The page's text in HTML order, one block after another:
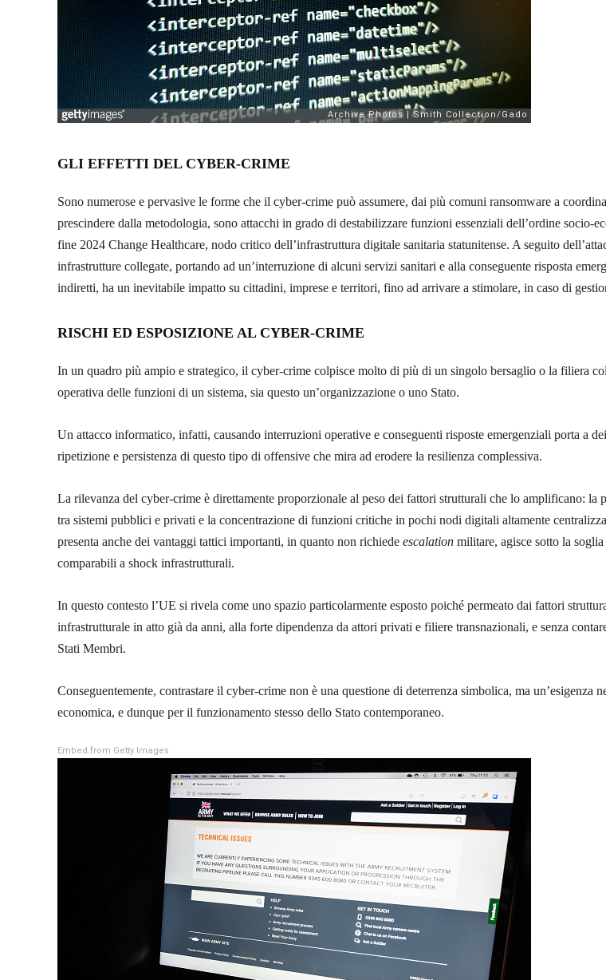
GLI EFFETTI DEL CYBER-CRIME
Sono numerose e pervasive le forme che il cyber-crime può assumere, dai più comuni ransomware a
prescindere dalla metodologia, sono attacchi in grado di destabilizzare funzioni essenziali dell’ordine socio-
fine 2024 Change Healthcare, nodo critico dell’infrastruttura digitale sanitaria statunitense. A seguito
infrastrutture collegate, portando ad un’interruzione di alcuni servizi sanitari e alla conseguente risposta
indiretti, ha un inevitabile impatto su cittadini, imprese e territori, fino ad arrivare a stimolare, in caso di
RISCHI ED ESPOSIZIONE AL CYBER-CRIME
In un quadro più ampio e strategico, il cyber-crime colpisce molto di più di un singolo bersaglio o la filiera
operativa delle funzioni di un sistema, sia questo un’organizzazione o uno Stato.
Un attacco informatico, infatti, causando interruzioni operative e conseguenti risposte emergenziali porta a
ripetizione e persistenza di questo tipo di offensive che mira ad erodere la resilienza complessiva.
La rilevanza del cyber-crime è direttamente proporzionale al peso dei fattori strutturali che lo amplificano:
tra sistemi pubblici e privati e la concentrazione di funzioni critiche in pochi nodi digitali altamente
presenta anche dei vantaggi tattici importanti, in quanto non richiede escalation militare, agisce sotto la
comparabili a shock infrastrutturali.
In questo contesto l’UE si rivela come uno spazio particolarmente esposto poiché permeato dai fattori
infrastrutturale in atto già da anni, alla forte dipendenza da attori privati e filiere transnazionali, e senza
Stati Membri.
Conseguentemente, contrastare il cyber-crime non è una questione di deterrenza simbolica, ma
economica, e dunque per il funzionamento stesso dello Stato contemporaneo.
Embed from Getty Images